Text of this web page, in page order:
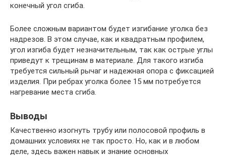
конечный угол сгиба.
Более сложным вариантом будет изгибание уголка без
надрезов. В этом случае, как и квадратным профилем,
угол изгиба будет незначительным, так как острые углы
приведут к трещинам в материале. Для такого изгиба
требуется сильный рычаг и надежная опора с фиксацией
изделия. При ребрах уголка более 15 мм потребуется
нагревание места сгиба.
Выводы
Качественно изогнуть трубу или полосовой профиль в
домашних условиях не так просто. Но, как и в любом
деле, здесь важен навык и знание основных